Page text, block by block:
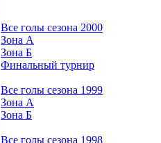
Все голы сезона 2000
Зона А
Зона Б
Финальный турнир
Все голы сезона 1999
Зона А
Зона Б
Все голы сезона 1998